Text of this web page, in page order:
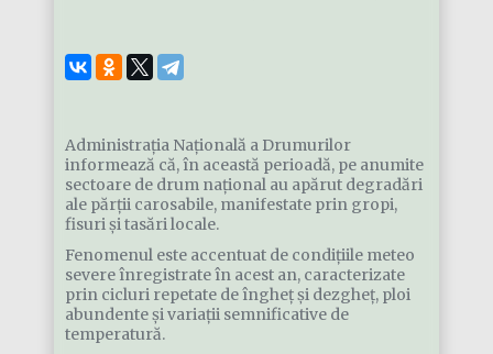
Administraţia Națională a Drumurilor
informează că, în această perioadă, pe anumite
sectoare de drum național au apărut degradări
ale părții carosabile, manifestate prin gropi,
fisuri și tasări locale.
Fenomenul este accentuat de condițiile meteo
severe înregistrate în acest an, caracterizate
prin cicluri repetate de îngheț și dezgheț, ploi
abundente și variații semnificative de
temperatură.